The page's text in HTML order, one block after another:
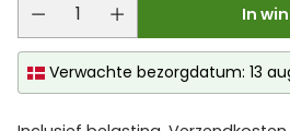
In
Verwachte bezorgdatum: 13